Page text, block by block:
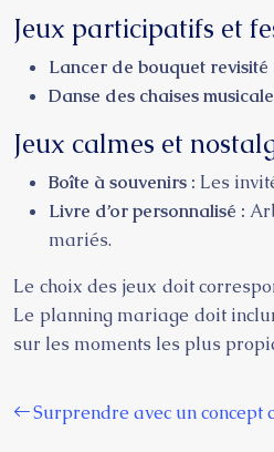
Jeux participatifs et
Lancer de bouquet revisité
Danse des chaises
Jeux calmes et
Boîte à souvenirs : Les
Livre d’or personnalisé :
mariés.
Le choix des jeux doit
Le planning mariage doit
sur les moments les plus
Surprendre avec un concept